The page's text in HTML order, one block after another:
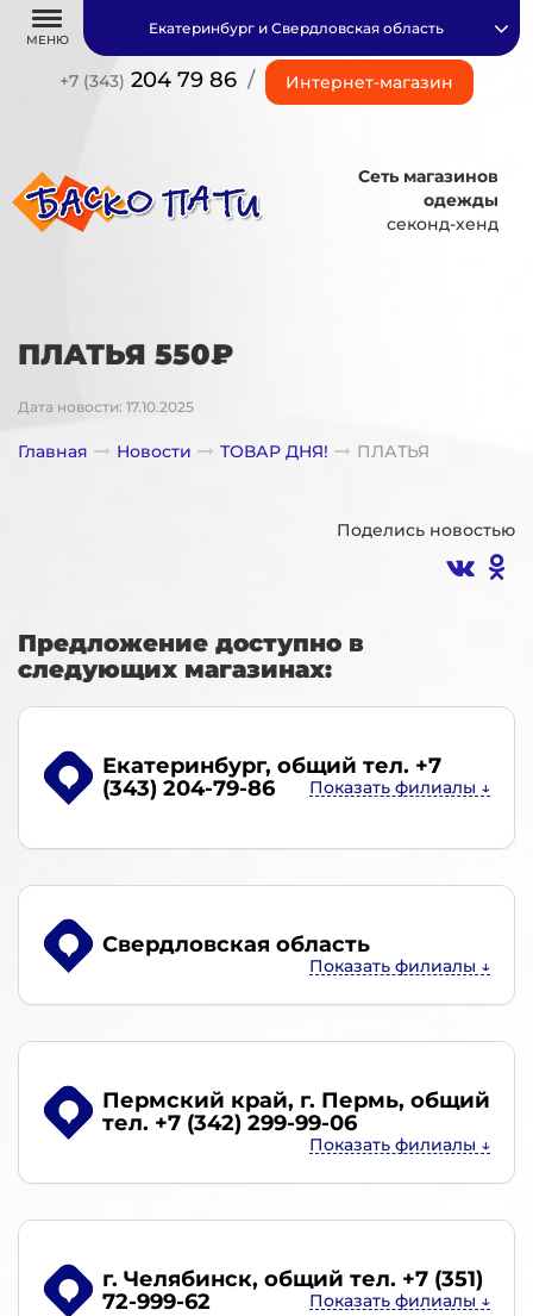
МЕНЮ
+7 (343) 204 79 86 / Интернет-магазин
Екатеринбург и Свердловская область
Сеть магазинов
одежды
секонд-хенд
ПЛАТЬЯ 550₽
Дата новости: 17.10.2025
Главная Новости ТОВАР ДНЯ! ПЛАТЬЯ
Поделись новостью
Предложение доступно в
следующих магазинах:
Екатеринбург, общий тел. +7
(343) 204-79-86
Свердловская область
Пермский край, г. Пермь, общий
тел. +7 (342) 299-99-06
г. Челябинск, общий тел. +7 (351)
72-999-62